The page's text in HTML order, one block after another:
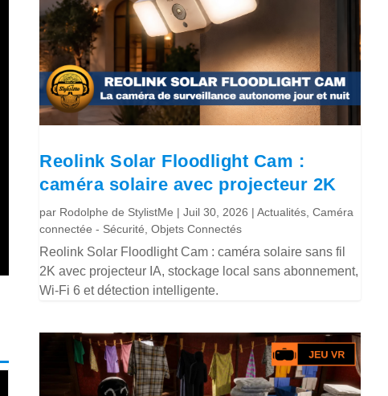
Reolink Solar Floodlight Cam :
caméra solaire avec projecteur 2K
par Rodolphe de StylistMe |Juil 30, 2026 |Actualités ,Caméra
connectée - Sécurité ,Objets Connectés
Reolink Solar Floodlight Cam : caméra solaire sans fil
2K avec projecteur IA, stockage local sans abonnement,
Wi-Fi 6 et détection intelligente.